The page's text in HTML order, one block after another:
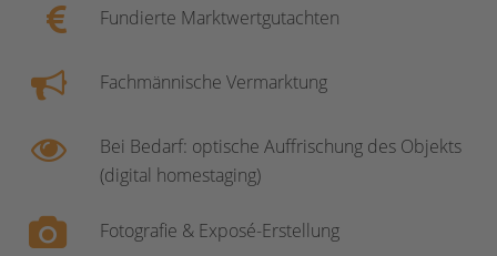
Fundierte Marktwertgutachten
Fachmännische Vermarktung
Bei Bedarf: optische Auffrischung des Objekts
(digital homestaging)
Fotografie & Exposé-Erstellung